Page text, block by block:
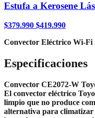
Estufa a Kerosene
$379.990 $419.990
Convector Eléctrico Wi-Fi
Especificaciones
Convector CE2072-W
El convector eléctrico
limpio que no produce
alternativa para climatizar